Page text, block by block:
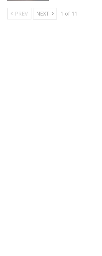
PREV NEXT 1 of 11